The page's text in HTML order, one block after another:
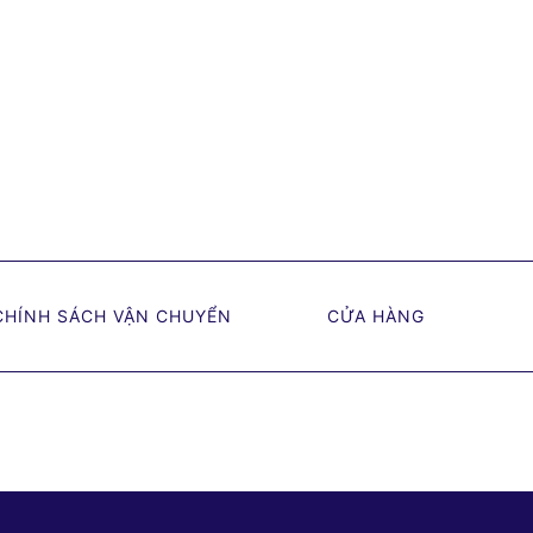
SÁCH VẬN CHUYỂN CỬA HÀNG